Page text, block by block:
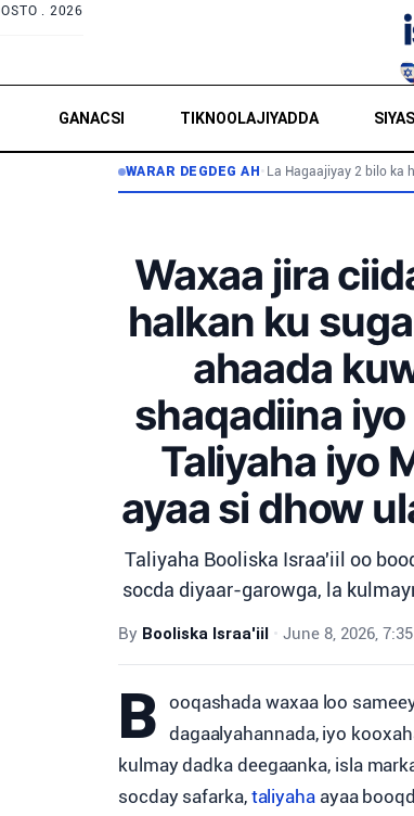
. 2026
GANACSI TIKNOOLAJIYADDA
WARAR DEGDEG AH • La Hagaajiyay 2 bilo ka
Waxaa jira
halkan ku
ahaada
shaqadiina
Taliyaha iyo
ayaa si dhow
Taliyaha Booliska Israa'iil oo
socda diyaar-garowga, la
By Booliska Israa'iil • June 8, 2026,
B ooqashada waxaa loo
dagaalyahannada, iyo
kulmay dadka deegaanka, isla
socday safarka, taliyahaayaa